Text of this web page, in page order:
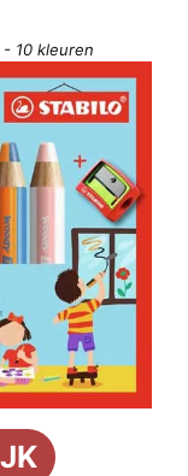
- 10 kleuren